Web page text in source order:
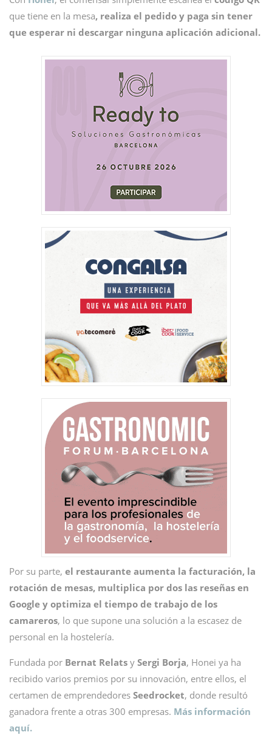
que tiene en la mesa, realiza el pedido y paga sin tener
que esperar ni descargar ninguna aplicación adicional.
Por su parte, el restaurante aumenta la facturación, la
rotación de mesas, multiplica por dos las reseñas en
Google y optimiza el tiempo de trabajo de los
camareros, lo que supone una solución a la escasez de
personal en la hostelería.
Fundada por Bernat Relats y Sergi Borja, Honei ya ha
recibido varios premios por su innovación, entre ellos, el
certamen de emprendedores Seedrocket, donde resultó
ganadora frente a otras 300 empresas. Más información
aquí.